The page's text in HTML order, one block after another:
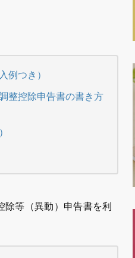
例つき）
整控除申告書の書き方
等（異動）申告書を利